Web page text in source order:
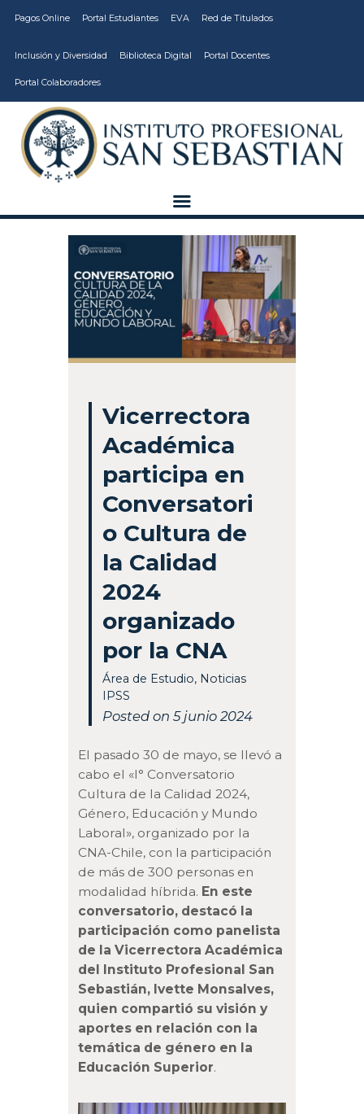
Pagos Online Portal Estudiantes EVA Red de Titulados
Inclusión y Diversidad Biblioteca Digital Portal Docentes
Portal Colaboradores
CARRERAS
VIDA ESTUDIANTIL
INSTITUCIÓN
VCM
EDUCACIÓN
CONTINUA
Vicerrectora
Académica
participa en
Conversatori
o Cultura de
la Calidad
2024
organizado
por la CNA
Área de Estudio, Noticias
IPSS
Posted on 5 junio 2024
El pasado 30 de mayo, se llevó a
cabo el «I° Conversatorio
Cultura de la Calidad 2024,
Género, Educación y Mundo
Laboral», organizado por la
CNA-Chile, con la participación
de más de 300 personas en
modalidad híbrida. En este
conversatorio, destacó la
participación como panelista
de la Vicerrectora Académica
del Instituto Profesional San
Sebastián, Ivette Monsalves,
quien compartió su visión y
aportes en relación con la
temática de género en la
Educación Superior.